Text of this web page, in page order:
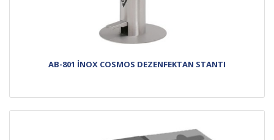
AB-801 İNOX COSMOS DEZENFEKTAN STANTI